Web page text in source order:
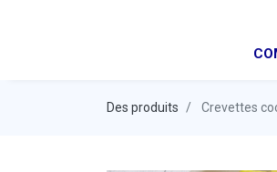
Des produits Crevettes